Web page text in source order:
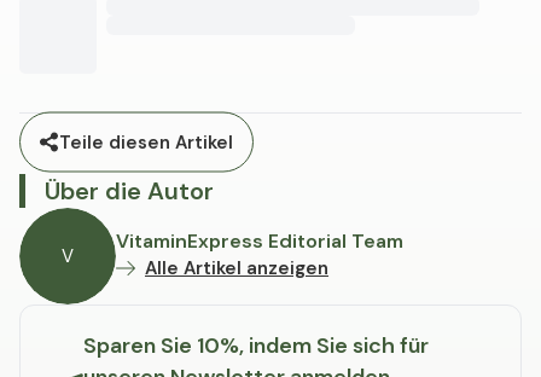
Teile diesen Artikel
Über die Autor
V
VitaminExpress Editorial Team
Alle Artikel anzeigen
Sparen Sie 10%, indem Sie sich für